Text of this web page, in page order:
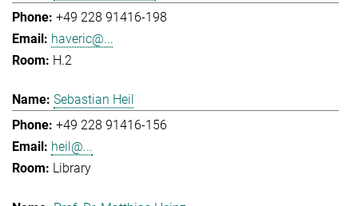
+49 228 91416-198
haveric@...
H.2
Sebastian Heil
+49 228 91416-156
heil@...
Library